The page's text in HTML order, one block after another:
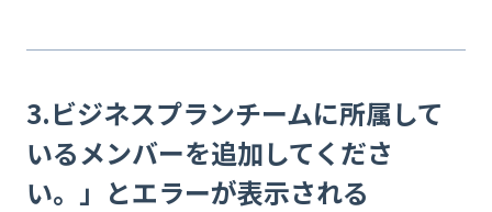
3.ビジネスプランチームに所属して
いるメンバーを追加してくださ
い。」とエラーが表示される